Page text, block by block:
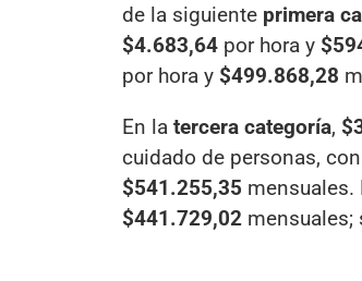
de la siguiente primera
$4.683,64 por hora y
por hora y $499.868,28
En la tercera categoría,
cuidado de personas, con
$541.255,35 mensuales.
$441.729,02 mensuales;